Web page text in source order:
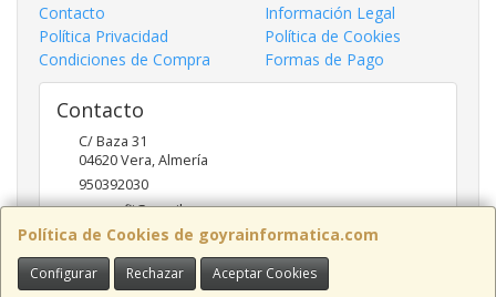
Política de Cookies de goyrainformatica.com
Configurar Rechazar Aceptar Cookies
Contacto
Información Legal
Política Privacidad
Política de Cookies
Condiciones de Compra
Formas de Pago
Contacto
C/ Baza 31
04620Vera,Almería
950392030
goyraofii@gmail.com
Horario